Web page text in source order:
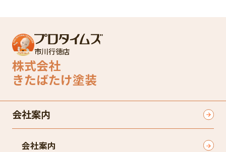
市川行徳店
株式会社
きたばたけ塗装
会社案内
会社案内